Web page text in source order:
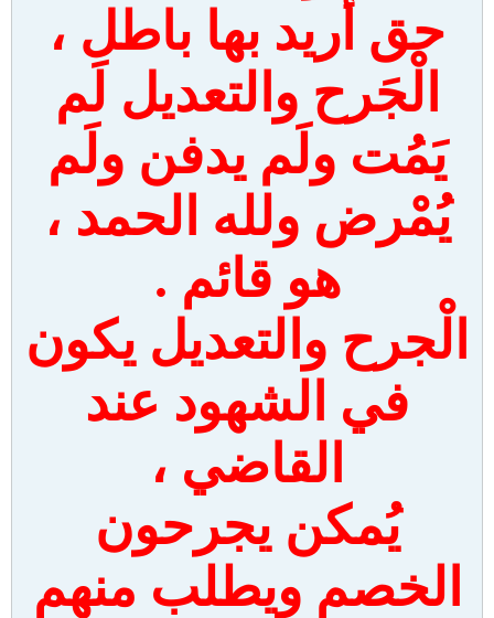
حق أريد بها باطل ،
الْجَرح والتعديل لَم
يَمُت ولَم يدفن ولَم
يُمْرض ولله الحمد ،
هو قائم .
الْجرح والتعديل يكون
في الشهود عند
القاضي ،
يُمكن يجرحون
الخصم ويطلب منهم